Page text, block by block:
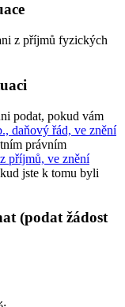
z příjmů fyzických
podat, pokud vám
daňový řád, ve znění
právním
příjmů, ve znění
jste k tomu byli
(podat žádost